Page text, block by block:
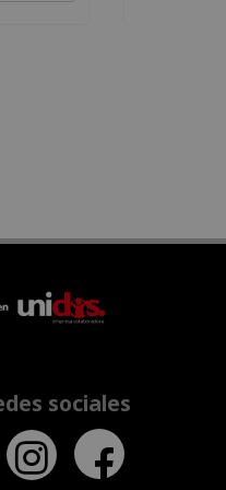
sociales